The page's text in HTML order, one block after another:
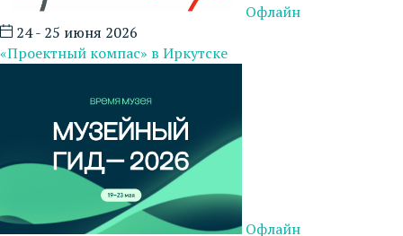
Офлайн
24 - 25 июня 2026
«Проектный компас» в Иркутске
Офлайн